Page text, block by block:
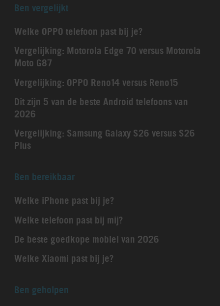
Ben vergelijkt
Welke OPPO telefoon past bij je?
Vergelijking: Motorola Edge 70 versus Motorola
Moto G87
Vergelijking: OPPO Reno14 versus Reno15
Dit zijn 5 van de beste Android telefoons van
2026
Vergelijking: Samsung Galaxy S26 versus S26
Plus
Ben bereikbaar
Welke iPhone past bij je?
Welke telefoon past bij mij?
De beste goedkope mobiel van 2026
Welke Xiaomi past bij je?
Ben geholpen